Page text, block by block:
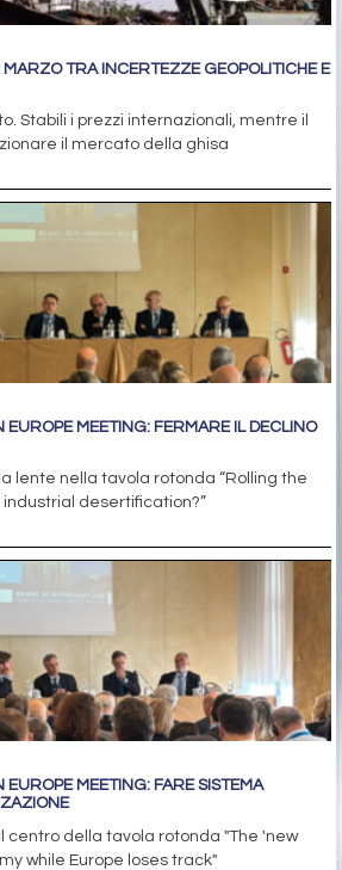
TRA INCERTEZZE GEOPOLITICHE E
Stabili i prezzi internazionali, mentre il
il mercato della ghisa
EUROPE MEETING: FERMARE IL DECLINO
lente nella tavola rotonda “Rolling the
industrial desertification?”
EUROPE MEETING: FARE SISTEMA
centro della tavola rotonda "The 'new
while Europe loses track"